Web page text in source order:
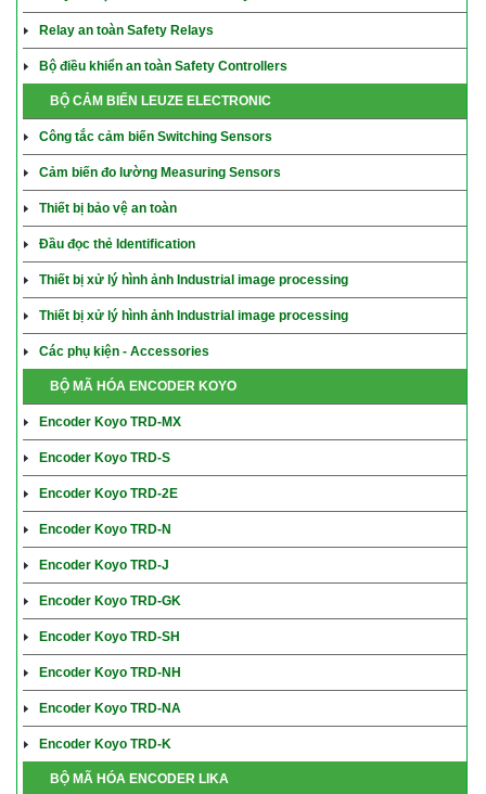
Relay an toàn Safety Relays
Bộ điều khiển an toàn Safety Controllers
BỘ CẢM BIẾN LEUZE ELECTRONIC
Công tắc cảm biến Switching Sensors
Cảm biến đo lường Measuring Sensors
Thiết bị bảo vệ an toàn
Đầu đọc thẻ Identification
Thiết bị xử lý hình ảnh Industrial image processing
Thiết bị xử lý hình ảnh Industrial image processing
Các phụ kiện - Accessories
BỘ MÃ HÓA ENCODER KOYO
Encoder Koyo TRD-MX
Encoder Koyo TRD-S
Encoder Koyo TRD-2E
Encoder Koyo TRD-N
Encoder Koyo TRD-J
Encoder Koyo TRD-GK
Encoder Koyo TRD-SH
Encoder Koyo TRD-NH
Encoder Koyo TRD-NA
Encoder Koyo TRD-K
BỘ MÃ HÓA ENCODER LIKA